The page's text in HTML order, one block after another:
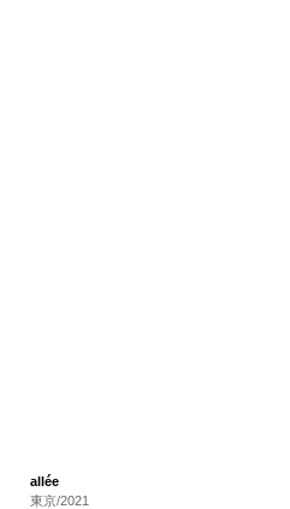
allée
東京/2021